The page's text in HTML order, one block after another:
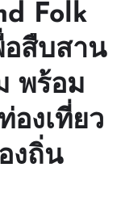
Folk
อสืบสาน
พร้อม
องเที่ยว
งถิ่น